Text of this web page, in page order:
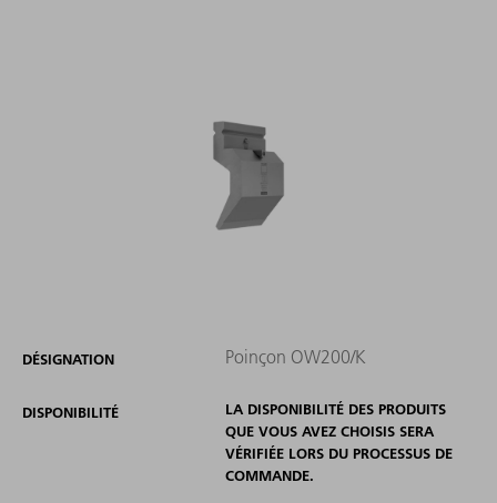
DÉSIGNATION Poinçon OW200/K
DISPONIBILITÉ
LA DISPONIBILITÉ DES PRODUITS
QUE VOUS AVEZ CHOISIS SERA
VÉRIFIÉE LORS DU PROCESSUS DE
COMMANDE.